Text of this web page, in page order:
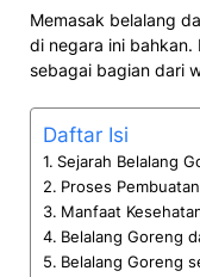
Memasak belalang
di negara ini
sebagai bagian dari
Daftar Isi
Sejarah Belalang
Proses
Manfaat
Belalang Goreng
Belalang Goreng